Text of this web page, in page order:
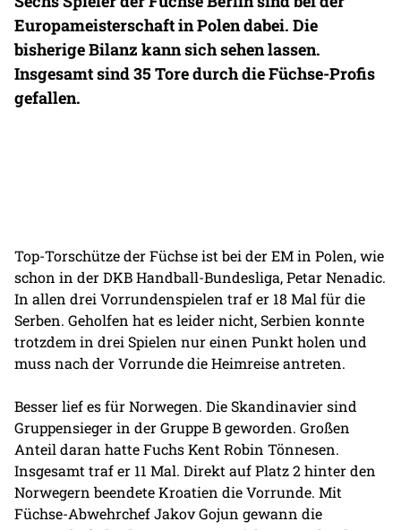
Europameisterschaft in Polen dabei. Die
bisherige Bilanz kann sich sehen lassen.
Insgesamt sind 35 Tore durch die Füchse-Profis
gefallen.
Top-Torschütze der Füchse ist bei der EM in Polen, wie
schon in der DKB Handball-Bundesliga, Petar Nenadic.
In allen drei Vorrundenspielen traf er 18 Mal für die
Serben. Geholfen hat es leider nicht, Serbien konnte
trotzdem in drei Spielen nur einen Punkt holen und
muss nach der Vorrunde die Heimreise antreten.
Besser lief es für Norwegen. Die Skandinavier sind
Gruppensieger in der Gruppe B geworden. Großen
Anteil daran hatte Fuchs Kent Robin Tönnesen.
Insgesamt traf er 11 Mal. Direkt auf Platz 2 hinter den
Norwegern beendete Kroatien die Vorrunde. Mit
Füchse-Abwehrchef Jakov Gojun gewann die